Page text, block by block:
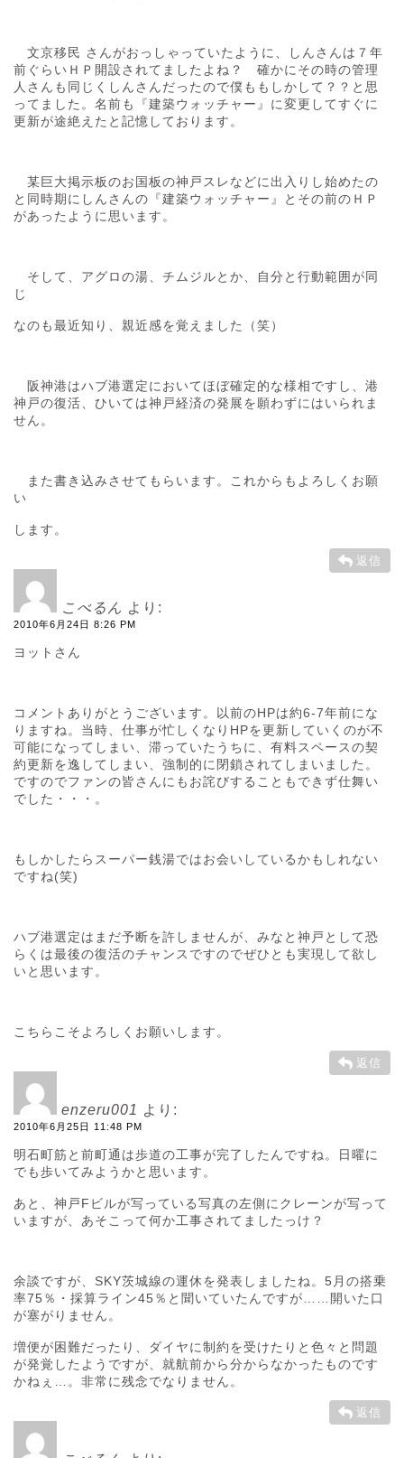
文京移民 さんがおっしゃっていたように、しんさんは７年
前ぐらいＨＰ開設されてましたよね？ 確かにその時の管理
人さんも同じくしんさんだったので僕ももしかして？？と思
ってました。名前も『建築ウォッチャー』に変更してすぐに
更新が途絶えたと記憶しております。
某巨大掲示板のお国板の神戸スレなどに出入りし始めたの
と同時期にしんさんの『建築ウォッチャー』とその前のＨＰ
があったように思います。
そして、アグロの湯、チムジルとか、自分と行動範囲が同
じ
なのも最近知り、親近感を覚えました（笑）
阪神港はハブ港選定においてほぼ確定的な様相ですし、港
神戸の復活、ひいては神戸経済の発展を願わずにはいられま
せん。
また書き込みさせてもらいます。これからもよろしくお願
い
します。
返信
こべるん より:
2010年6月24日 8:26 PM
ヨットさん
コメントありがとうございます。以前のHPは約6-7年前にな
りますね。当時、仕事が忙しくなりHPを更新していくのが不
可能になってしまい、滞っていたうちに、有料スペースの契
約更新を逸してしまい、強制的に閉鎖されてしまいました。
ですのでファンの皆さんにもお詫びすることもできず仕舞い
でした・・・。
もしかしたらスーパー銭湯ではお会いしているかもしれない
ですね(笑)
ハブ港選定はまだ予断を許しませんが、みなと神戸として恐
らくは最後の復活のチャンスですのでぜひとも実現して欲し
いと思います。
こちらこそよろしくお願いします。
返信
enzeru001 より:
2010年6月25日 11:48 PM
明石町筋と前町通は歩道の工事が完了したんですね。日曜に
でも歩いてみようかと思います。
あと、神戸Fビルが写っている写真の左側にクレーンが写って
いますが、あそこって何か工事されてましたっけ？
余談ですが、SKY茨城線の運休を発表しましたね。5月の搭乗
率75％・採算ライン45％と聞いていたんですが……開いた口
が塞がりません。
増便が困難だったり、ダイヤに制約を受けたりと色々と問題
が発覚したようですが、就航前から分からなかったものです
かねぇ…。非常に残念でなりません。
返信